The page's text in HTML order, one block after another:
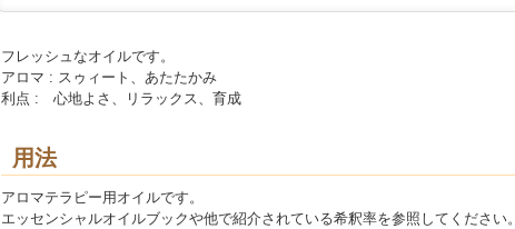
フレッシュなオイルです。
アロマ : スゥィート、あたたかみ
利点 : 心地よさ、リラックス、育成
用法
アロマテラピー用オイルです。
エッセンシャルオイルブックや他で紹介されている希釈率を参照してください。